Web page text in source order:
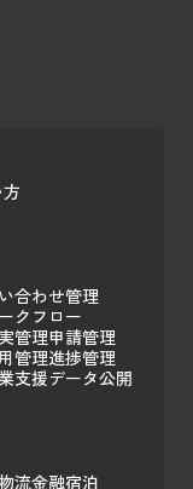
合わせ管理
クフロー
管理申請管理
管理進捗管理
支援データ公開
流金融宿泊